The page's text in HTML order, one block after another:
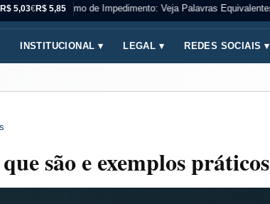
R$ 5,03€R$ 5,85
Sinônimo de Impedimento: Veja Palavras Equivalentes
INSTITUCIONAL ▾ LEGAL ▾ REDES SOCIAIS ▾
são e exemplos práticos